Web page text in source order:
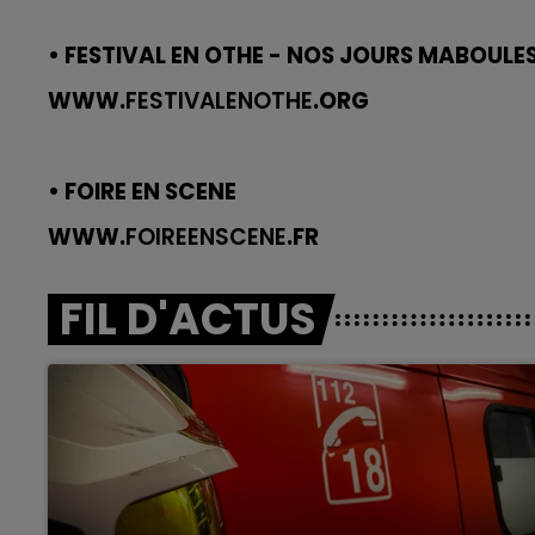
• FESTIVAL EN OTHE - NOS JOURS
WWW.FESTIVALENOTHE.ORG
• FOIRE EN SCENE
WWW.FOIREENSCENE.FR
FIL D'ACTUS